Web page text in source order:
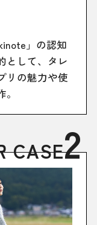
」の認知
として、タレ
リの魅力や使
CASE2